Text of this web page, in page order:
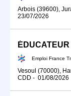
Arbois (39600),
23/07/2026
Emploi France
Vesoul (70000),
CDD - 01/08/2026